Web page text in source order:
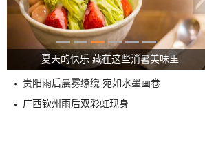
夏天的快乐 藏在这些消暑美味里
贵阳雨后晨雾缭绕 宛如水墨画卷
广西钦州雨后双彩虹现身